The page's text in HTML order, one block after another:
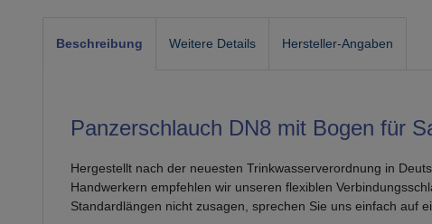
Beschreibung Weitere Details Hersteller-Angaben
Panzerschlauch DN8 mit Bogen für
Hergestellt nach der neuesten Trinkwasserverordnung in
Handwerkern empfehlen wir unseren flexiblen
Standardlängen nicht zusagen, sprechen Sie uns einfach auf